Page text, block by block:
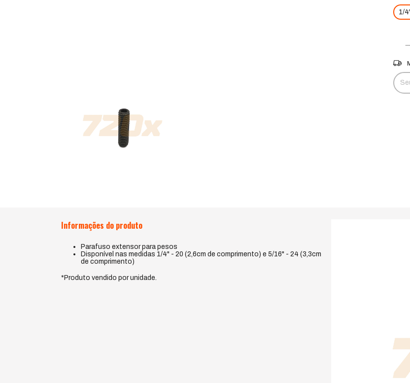
1/
Informações do produto
​Parafuso extensor para pesos
Disponível nas medidas 1/4" - 20 (2,6cm de comprimento) e 5/16" - 24 (3,3cm
de comprimento)
*Produto vendido por unidade.